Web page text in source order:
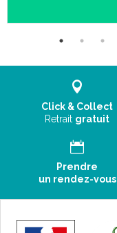
Click & Collect
Retrait gratuit
Prendre
un rendez-vous